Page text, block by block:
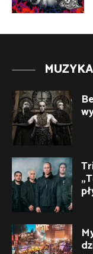
MUZYKA